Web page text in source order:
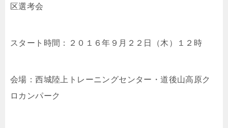
区選考会
スタート時間：２０１６年９月２２日（木）１２時
会場：西城陸上トレーニングセンター・道後山高原ク
ロカンパーク